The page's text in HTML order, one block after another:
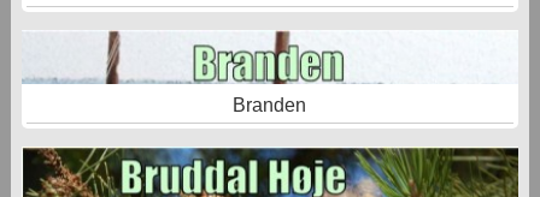
Branden